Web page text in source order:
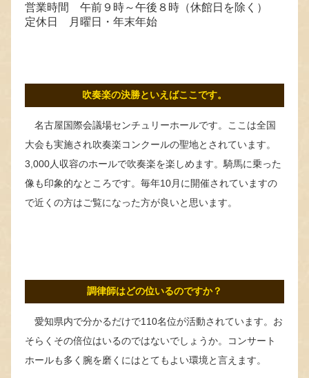
営業時間 午前９時～午後８時（休館日を除く）
定休日 月曜日・年末年始
吹奏楽の決勝といえばここです。
名古屋国際会議場センチュリーホールです。ここは全国
大会も実施され吹奏楽コンクールの聖地とされています。
3,000人収容のホールで吹奏楽を楽しめます。騎馬に乗った
像も印象的なところです。毎年10月に開催されていますの
で近くの方はご覧になった方が良いと思います。
調律師はどの位いるのですか？
愛知県内で分かるだけで110名位が活動されています。お
そらくその倍位はいるのではないでしょうか。コンサート
ホールも多く腕を磨くにはとてもよい環境と言えます。